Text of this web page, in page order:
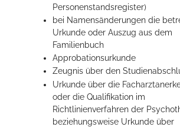
Personenstandsregister)
bei Namensänderungen die
Urkunde oder Auszug aus dem
Familienbuch
Approbationsurkunde
Zeugnis über den
Urkunde über die
oder die Qualifikation im
Richtlinienverfahren der
beziehungsweise Urkunde über